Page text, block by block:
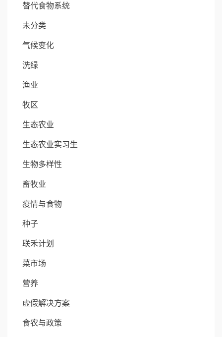
替代食物系统
未分类
气候变化
洗绿
渔业
牧区
生态农业
生态农业实习生
生物多样性
畜牧业
疫情与食物
种子
联禾计划
菜市场
营养
虚假解决方案
食农与政策